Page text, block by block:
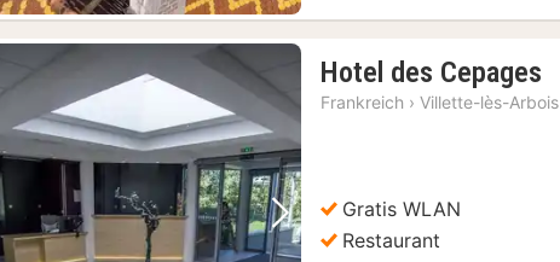
Vorheriges Bild Nächstes Bild
Hotel des Cepages
Frankreich › Villette-lès-Arbois
Gratis WLAN
Restaurant